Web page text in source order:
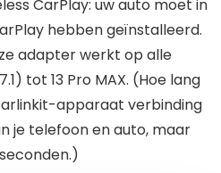
CarPlay: uw auto moet in
hebben geïnstalleerd.
adapter werkt op alle
tot 13 Pro MAX. (Hoe lang
apparaat verbinding
je telefoon en auto, maar